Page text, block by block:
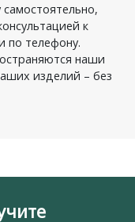
к
по телефону.
наши
изделий – без